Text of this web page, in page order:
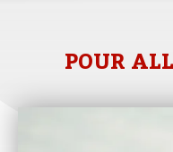
POUR